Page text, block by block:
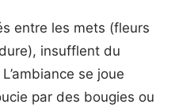
entre les mets (fleurs
insufflent du
se joue
par des bougies ou